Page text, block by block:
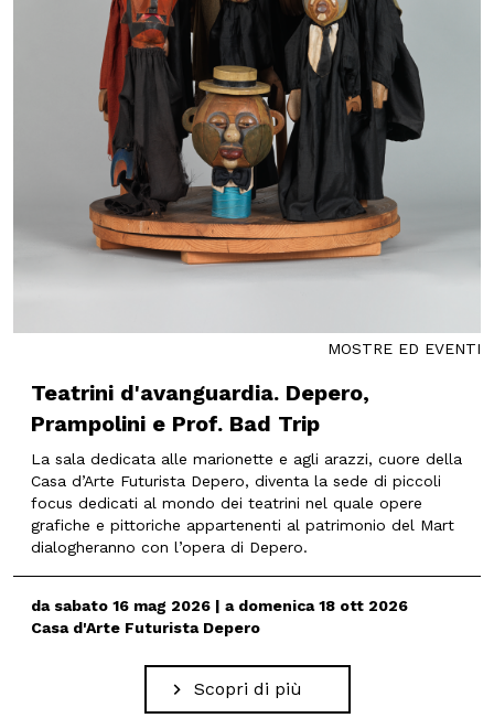
MOSTRE ED EVENTI
Teatrini d'avanguardia. Depero,
Prampolini e Prof. Bad Trip
La sala dedicata alle marionette e agli arazzi, cuore della
Casa d’Arte Futurista Depero, diventa la sede di piccoli
focus dedicati al mondo dei teatrini nel quale opere
grafiche e pittoriche appartenenti al patrimonio del Mart
dialogheranno con l’opera di Depero.
da sabato 16 mag 2026 | a domenica 18 ott 2026
Casa d'Arte Futurista Depero
Scopri di più